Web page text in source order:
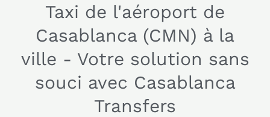
Taxi de l'aéroport de
Casablanca (CMN) à la
ville - Votre solution sans
souci avec Casablanca
Transfers